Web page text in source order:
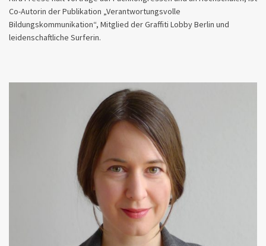
Co-Autorin der Publikation „Verantwortungsvolle
Bildungskommunikation“, Mitglied der Graffiti Lobby Berlin und
leidenschaftliche Surferin.